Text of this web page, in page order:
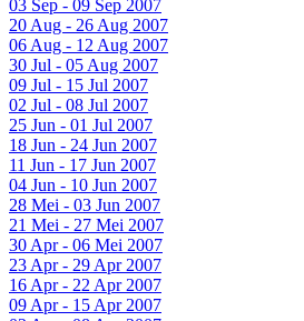
03 Sep - 09 Sep 2007
20 Aug - 26 Aug 2007
06 Aug - 12 Aug 2007
30 Jul - 05 Aug 2007
09 Jul - 15 Jul 2007
02 Jul - 08 Jul 2007
25 Jun - 01 Jul 2007
18 Jun - 24 Jun 2007
11 Jun - 17 Jun 2007
04 Jun - 10 Jun 2007
28 Mei - 03 Jun 2007
21 Mei - 27 Mei 2007
30 Apr - 06 Mei 2007
23 Apr - 29 Apr 2007
16 Apr - 22 Apr 2007
09 Apr - 15 Apr 2007